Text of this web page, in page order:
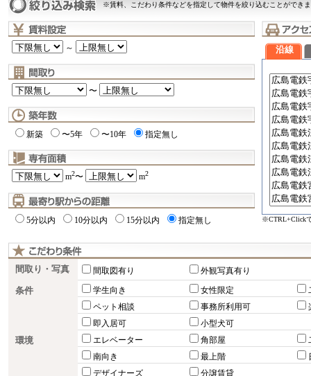
※賃料、こだわり条件などを指定して物件を絞り込むことができ
～
〜
新築 〜5年 〜10年 指定無し
m2〜 m2
5分以内 10分以内 15分以内 指定無し
沿線
※CTRL+Click
間取り・写真 間取図有り 外観写真有り
条件 学生向き 女性限定
ペット相談
事務所利用可
即入居可
小型犬可
環境 エレベーター 角部屋
南向き
最上階
デザイナーズ
分譲賃貸